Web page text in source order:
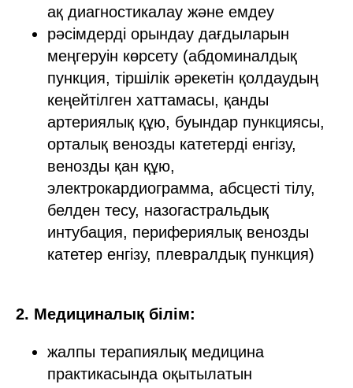
ақ диагностикалау және емдеу
рәсімдерді орындау дағдыларын
меңгеруін көрсету (абдоминалдық
пункция, тіршілік әрекетін қолдаудың
кеңейтілген хаттамасы, қанды
артериялық құю, буындар пункциясы,
орталық венозды катетерді енгізу,
венозды қан құю,
электрокардиограмма, абсцесті тілу,
белден тесу, назогастральдық
интубация, перифериялық венозды
катетер енгізу, плевралдық пункция)
2. Медициналық білім:
жалпы терапиялық медицина
практикасында оқытылатын